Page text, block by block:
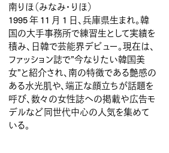
南りほ（みなみ・りほ）
1995 年 11 月 1 日、兵庫県生まれ。韓
国の大手事務所で練習生として実績を
積み、日韓で芸能界デビュー。現在は、
ファッション誌で”今なりたい韓国美
女”と紹介され、南の特徴である艶感の
ある水光肌や、端正な顔立ちが話題を
呼び、数々の女性誌への掲載や広告モ
デルなど同世代中心の人気を集めて
いる。